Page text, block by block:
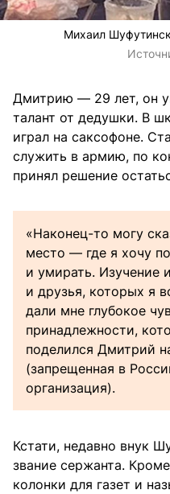
Михаил
Дмитрию — 29 лет, он
талант от дедушки. В
играл на саксофоне.
служить в армию, по
принял решение
«Наконец-то могу
место — где я хочу
и умирать. Изучение
и друзья, которых я
дали мне глубокое
принадлежности,
поделился Дмитрий
(запрещенная в
организация).
Кстати, недавно внук
звание сержанта.
колонки для газет и